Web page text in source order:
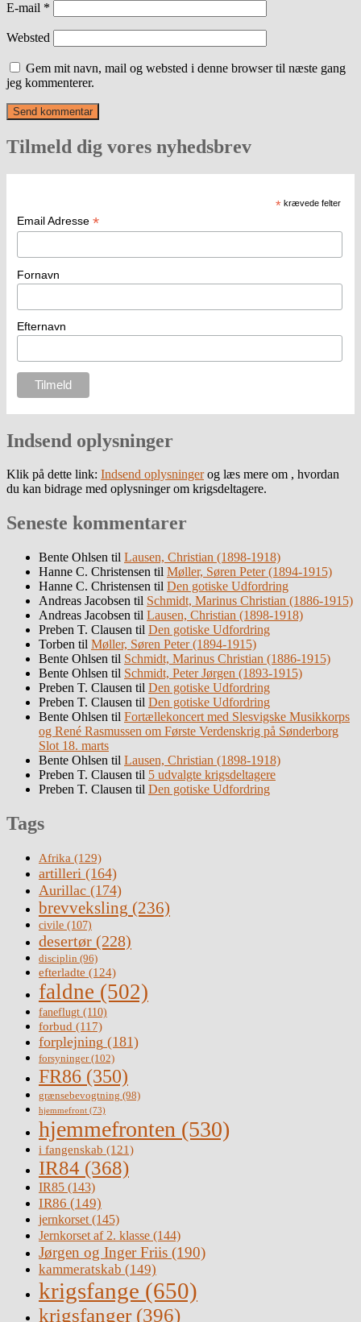
E-mail *
Websted
Gem mit navn, mail og websted i denne browser til næste gang
jeg kommenterer.
Tilmeld dig vores nyhedsbrev
* krævede felter
Email Adresse *
Fornavn
Efternavn
Indsend oplysninger
Klik på dette link: Indsend oplysningerog læs mere om , hvordan
du kan bidrage med oplysninger om krigsdeltagere.
Seneste kommentarer
Bente Ohlsen til Lausen, Christian (1898-1918)
Hanne C. Christensen til Møller, Søren Peter (1894-1915)
Hanne C. Christensen til Den gotiske Udfordring
Andreas Jacobsen til Schmidt, Marinus Christian (1886-1915)
Andreas Jacobsen til Lausen, Christian (1898-1918)
Preben T. Clausen til Den gotiske Udfordring
Torben til Møller, Søren Peter (1894-1915)
Bente Ohlsen til Schmidt, Marinus Christian (1886-1915)
Bente Ohlsen til Schmidt, Peter Jørgen (1893-1915)
Preben T. Clausen til Den gotiske Udfordring
Preben T. Clausen til Den gotiske Udfordring
Bente Ohlsen til Fortællekoncert med Slesvigske Musikkorps
og René Rasmussen om Første Verdenskrig på Sønderborg
Slot 18. marts
Bente Ohlsen til Lausen, Christian (1898-1918)
Preben T. Clausen til 5 udvalgte krigsdeltagere
Preben T. Clausen til Den gotiske Udfordring
Tags
Afrika (129)
artilleri (164)
Aurillac (174)
brevveksling (236)
civile (107)
desertør (228)
disciplin (96)
efterladte (124)
faldne (502)
faneflugt (110)
forbud (117)
forplejning (181)
forsyninger(102)
FR86 (350)
grænsebevogtning (98)
hjemmefront (73)
hjemmefronten (530)
i fangenskab (121)
IR84 (368)
IR85 (143)
IR86 (149)
jernkorset(145)
Jernkorset af 2. klasse (144)
Jørgen og Inger Friis (190)
kammeratskab (149)
krigsfange (650)
krigsfanger (396)